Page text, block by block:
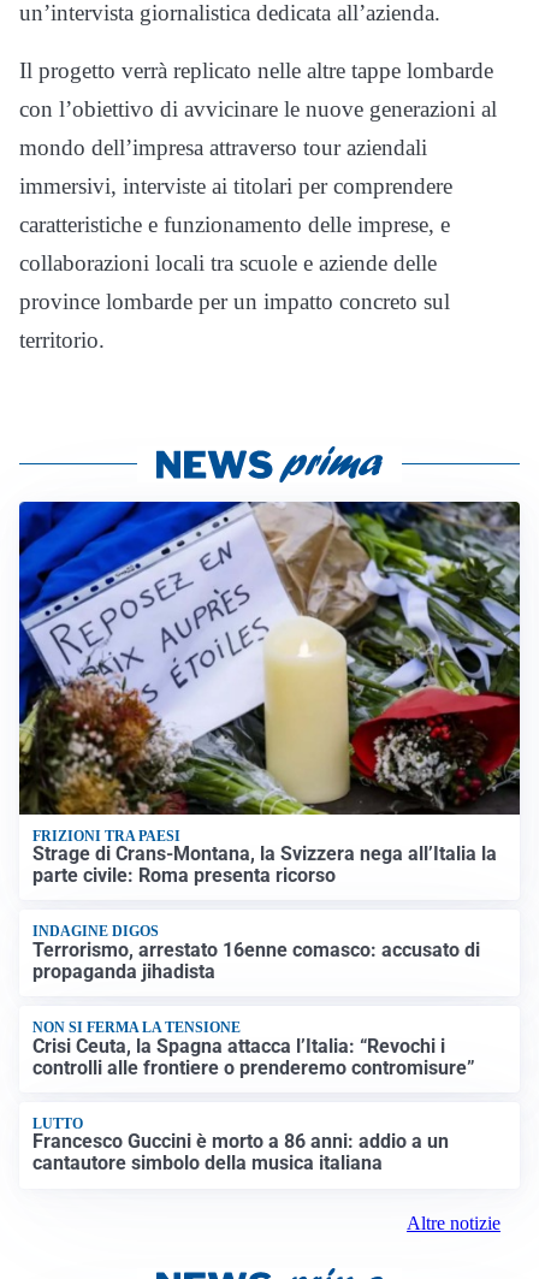
un’intervista giornalistica dedicata all’azienda.
Il progetto verrà replicato nelle altre tappe lombarde
con l’obiettivo di avvicinare le nuove generazioni al
mondo dell’impresa attraverso tour aziendali
immersivi, interviste ai titolari per comprendere
caratteristiche e funzionamento delle imprese, e
collaborazioni locali tra scuole e aziende delle
province lombarde per un impatto concreto sul
territorio.
FRIZIONI TRA PAESI
Strage di Crans-Montana, la Svizzera nega all’Italia la
parte civile: Roma presenta ricorso
INDAGINE DIGOS
Terrorismo, arrestato 16enne comasco: accusato di
propaganda jihadista
NON SI FERMA LA TENSIONE
Crisi Ceuta, la Spagna attacca l’Italia: “Revochi i
controlli alle frontiere o prenderemo contromisure”
LUTTO
Francesco Guccini è morto a 86 anni: addio a un
cantautore simbolo della musica italiana
Altre notizie